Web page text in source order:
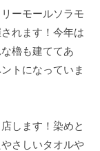
ーモールソラモ
れます！今年は
櫓も建ててあ
トになっていま
します！染めと
さしいタオルや